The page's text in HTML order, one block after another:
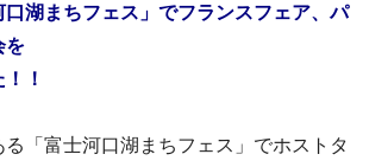
湖まちフェス」でフランスフェア、パ
を
！
「富士河口湖まちフェス」でホストタ